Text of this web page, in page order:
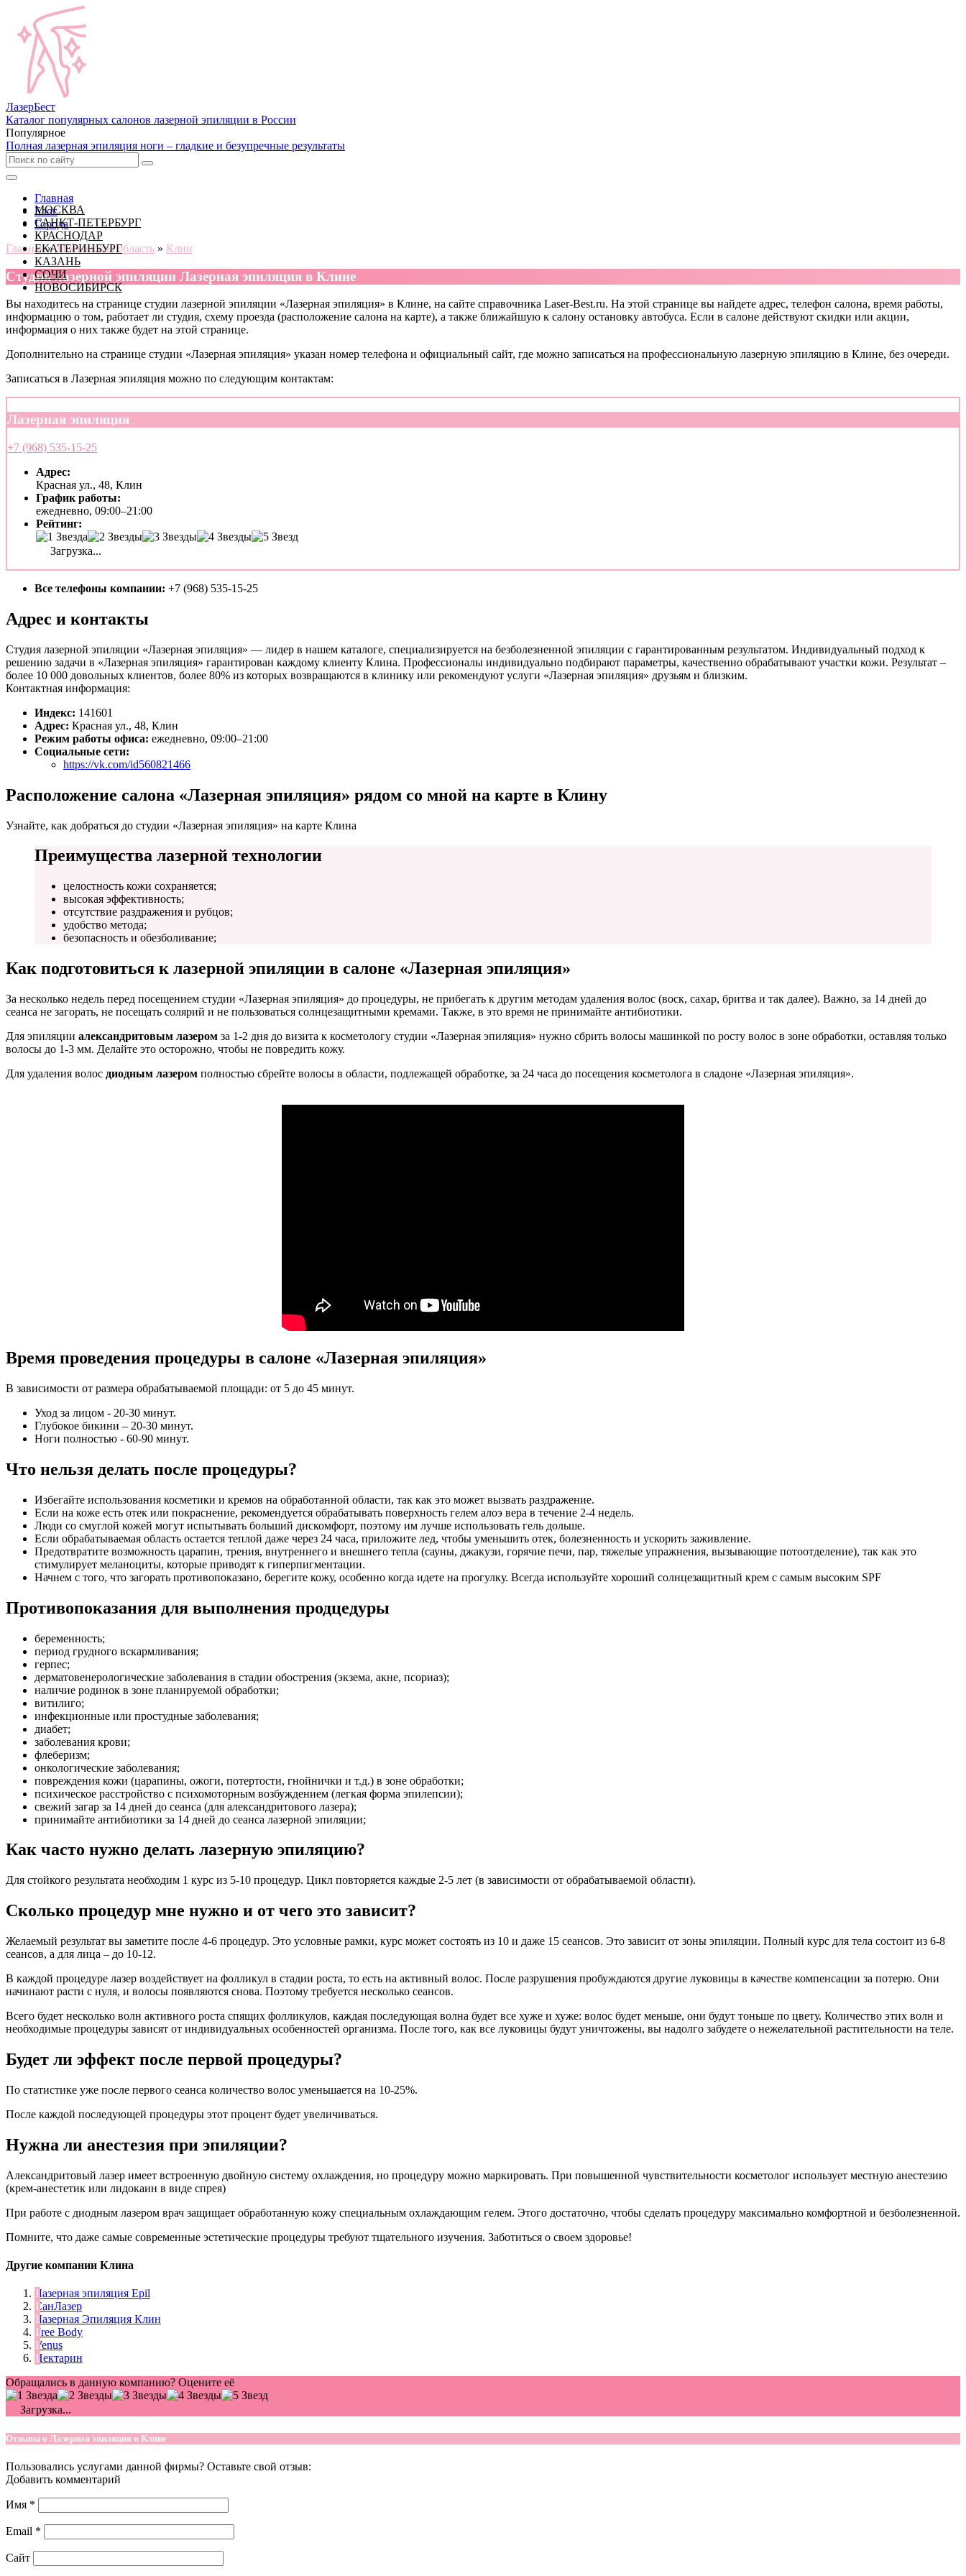
ЛазерБест
Каталог популярных салонов лазерной эпиляции в России
Популярное
Полная лазерная эпиляция ноги – гладкие и безупречные результаты
МОСКВА
САНКТ-ПЕТЕРБУРГ
КРАСНОДАР
ЕКАТЕРИНБУРГ
КАЗАНЬ
СОЧИ
НОВОСИБИРСК
Главная
Блог
Города
Главная » Московская область » Клин
Cтудия лазерной эпиляции Лазерная эпиляция в Клине
Вы находитесь на странице студии лазерной эпиляции «Лазерная эпиляция» в Клине, на сайте справочника Laser-Best.ru. На этой странице вы найдете адрес, телефон салона, время работы,
информацию о том, работает ли студия, схему проезда (расположение салона на карте), а также ближайшую к салону остановку автобуса. Если в салоне действуют скидки или акции,
информация о них также будет на этой странице.
Дополнительно на странице студии «Лазерная эпиляция» указан номер телефона и официальный сайт, где можно записаться на профессиональную лазерную эпиляцию в Клине, без очереди.
Записаться в Лазерная эпиляция можно по следующим контактам:
Лазерная эпиляция
+7 (968) 535-15-25
Адрес:
Красная ул., 48, Клин
График работы:
ежедневно, 09:00–21:00
Рейтинг:
Загрузка...
Все телефоны компании: +7 (968) 535-15-25
Адрес и контакты
Студия лазерной эпиляции «Лазерная эпиляция» — лидер в нашем каталоге, специализируется на безболезненной эпиляции с гарантированным результатом. Индивидуальный подход к
решению задачи в «Лазерная эпиляция» гарантирован каждому клиенту Клина. Профессионалы индивидуально подбирают параметры, качественно обрабатывают участки кожи. Результат –
более 10 000 довольных клиентов, более 80% из которых возвращаются в клинику или рекомендуют услуги «Лазерная эпиляция» друзьям и близким.
Контактная информация:
Индекс: 141601
Адрес: Красная ул., 48, Клин
Режим работы офиса: ежедневно, 09:00–21:00
Социальные сети:
https://vk.com/id560821466
Расположение салона «Лазерная эпиляция» рядом со мной на карте в Клину
Узнайте, как добраться до студии «Лазерная эпиляция» на карте Клина
Преимущества лазерной технологии
целостность кожи сохраняется;
высокая эффективность;
отсутствие раздражения и рубцов;
удобство метода;
безопасность и обезболивание;
Как подготовиться к лазерной эпиляции в салоне «Лазерная эпиляция»
За несколько недель перед посещением студии «Лазерная эпиляция» до процедуры, не прибегать к другим методам удаления волос (воск, сахар, бритва и так далее). Важно, за 14 дней до
сеанса не загорать, не посещать солярий и не пользоваться солнцезащитными кремами. Также, в это время не принимайте антибиотики.
Для эпиляции александритовым лазером за 1-2 дня до визита к косметологу студии «Лазерная эпиляция» нужно сбрить волосы машинкой по росту волос в зоне обработки, оставляя только
волосы до 1-3 мм. Делайте это осторожно, чтобы не повредить кожу.
Для удаления волос диодным лазером полностью сбрейте волосы в области, подлежащей обработке, за 24 часа до посещения косметолога в сладоне «Лазерная эпиляция».
Время проведения процедуры в салоне «Лазерная эпиляция»
В зависимости от размера обрабатываемой площади: от 5 до 45 минут.
Уход за лицом - 20-30 минут.
Глубокое бикини – 20-30 минут.
Ноги полностью - 60-90 минут.
Что нельзя делать после процедуры?
Избегайте использования косметики и кремов на обработанной области, так как это может вызвать раздражение.
Если на коже есть отек или покраснение, рекомендуется обрабатывать поверхность гелем алоэ вера в течение 2-4 недель.
Люди со смуглой кожей могут испытывать больший дискомфорт, поэтому им лучше использовать гель дольше.
Если обрабатываемая область остается теплой даже через 24 часа, приложите лед, чтобы уменьшить отек, болезненность и ускорить заживление.
Предотвратите возможность царапин, трения, внутреннего и внешнего тепла (сауны, джакузи, горячие печи, пар, тяжелые упражнения, вызывающие потоотделение), так как это
стимулирует меланоциты, которые приводят к гиперпигментации.
Начнем с того, что загорать противопоказано, берегите кожу, особенно когда идете на прогулку. Всегда используйте хороший солнцезащитный крем с самым высоким SPF
Противопоказания для выполнения продцедуры
беременность;
период грудного вскармливания;
герпес;
дерматовенерологические заболевания в стадии обострения (экзема, акне, псориаз);
наличие родинок в зоне планируемой обработки;
витилиго;
инфекционные или простудные заболевания;
диабет;
заболевания крови;
флеберизм;
онкологические заболевания;
повреждения кожи (царапины, ожоги, потертости, гнойнички и т.д.) в зоне обработки;
психическое расстройство с психомоторным возбуждением (легкая форма эпилепсии);
свежий загар за 14 дней до сеанса (для александритового лазера);
принимайте антибиотики за 14 дней до сеанса лазерной эпиляции;
Как часто нужно делать лазерную эпиляцию?
Для стойкого результата необходим 1 курс из 5-10 процедур. Цикл повторяется каждые 2-5 лет (в зависимости от обрабатываемой области).
Сколько процедур мне нужно и от чего это зависит?
Желаемый результат вы заметите после 4-6 процедур. Это условные рамки, курс может состоять из 10 и даже 15 сеансов. Это зависит от зоны эпиляции. Полный курс для тела состоит из 6-8
сеансов, а для лица – до 10-12.
В каждой процедуре лазер воздействует на фолликул в стадии роста, то есть на активный волос. После разрушения пробуждаются другие луковицы в качестве компенсации за потерю. Они
начинают расти с нуля, и волосы появляются снова. Поэтому требуется несколько сеансов.
Всего будет несколько волн активного роста спящих фолликулов, каждая последующая волна будет все хуже и хуже: волос будет меньше, они будут тоньше по цвету. Количество этих волн и
необходимые процедуры зависят от индивидуальных особенностей организма. После того, как все луковицы будут уничтожены, вы надолго забудете о нежелательной растительности на теле.
Будет ли эффект после первой процедуры?
По статистике уже после первого сеанса количество волос уменьшается на 10-25%.
После каждой последующей процедуры этот процент будет увеличиваться.
Нужна ли анестезия при эпиляции?
Александритовый лазер имеет встроенную двойную систему охлаждения, но процедуру можно маркировать. При повышенной чувствительности косметолог использует местную анестезию
(крем-анестетик или лидокаин в виде спрея)
При работе с диодным лазером врач защищает обработанную кожу специальным охлаждающим гелем. Этого достаточно, чтобы сделать процедуру максимально комфортной и безболезненной.
Помните, что даже самые современные эстетические процедуры требуют тщательного изучения. Заботиться о своем здоровье!
Другие компании Клина
Лазерная эпиляция Epil
СанЛазер
Лазерная Эпиляция Клин
Free Body
Venus
Нектарин
Обращались в данную компанию? Оцените её
Загрузка...
Отзывы о Лазерная эпиляция в Клине
Пользовались услугами данной фирмы? Оставьте свой отзыв:
Добавить комментарий
Имя *
Email *
Сайт